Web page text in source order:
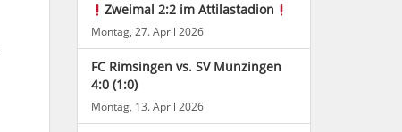
Zweimal 2:2 im Attilastadion
Montag, 27. April 2026
FC Rimsingen vs. SV Munzingen
4:0 (1:0)
Montag, 13. April 2026